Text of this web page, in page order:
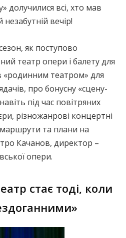
долучилися всі, хто мав
вечір!
як поступово
театр опери і балету для
«родинним театром» для
про бонусну «сцену-
під час повітряних
різножанрові концертні
та плани на
Качанов, директор –
опери.
стає тоді, коли